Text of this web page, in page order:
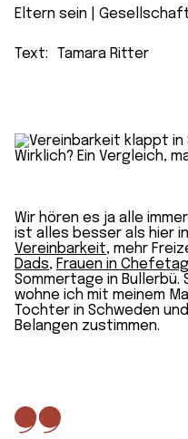
Eltern sein
Text: Tamara Ritter
Wir hören es ja alle
ist alles besser als hier
Vereinbarkeit, mehr
Dads, Frauen in
Sommertage in Bullerbü.
wohne ich mit meinem
Tochter in Schweden
Belangen zustimmen.